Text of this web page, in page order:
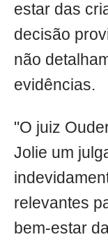
estar das
decisão
não
evidências.
"O juiz
Jolie um
relevantes
bem-estar